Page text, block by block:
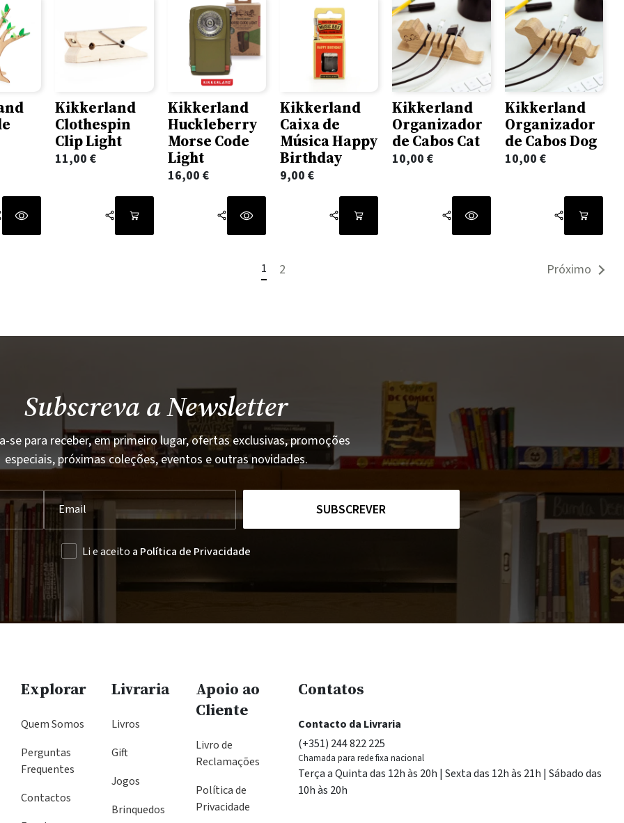
Kikkerland
Clothespin
Clip Light
11,00€
Kikkerland
Huckleberry
Morse Code
Light
16,00 €
Kikkerland
Caixa de
Música Happy
Birthday
9,00 €
Kikkerland
Organizador
de Cabos Cat
10,00€
Kikkerland
Organizador
de Cabos Dog
10,00 €
1 2 Próximo
Subscreva a Newsletter
se para receber, em primeiro lugar, ofertas exclusivas, promoções
especiais, próximas coleções, eventos e outras novidades.
SUBSCREVER
Li e aceito a Política de Privacidade
Explorar
Quem Somos
Perguntas
Frequentes
Contactos
Livraria
Livros
Gift
Jogos
Brinquedos
Apoio ao
Cliente
Livro de
Reclamações
Política de
Privacidade
Contatos
Contacto da Livraria
(+351) 244 822 225
Chamada para rede fixa nacional
Terça a Quinta das 12h às 20h | Sexta das 12h às 21h | Sábado das
10h às 20h